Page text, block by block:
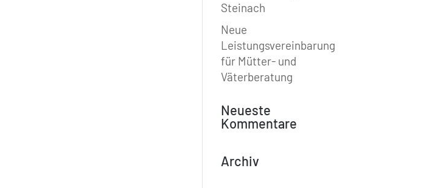
Steinach
Neue
Leistungsvereinbarung
für Mütter- und
Väterberatung
Neueste
Kommentare
Archiv